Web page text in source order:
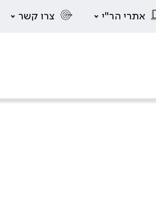
אתרי הר"י צרו קשר